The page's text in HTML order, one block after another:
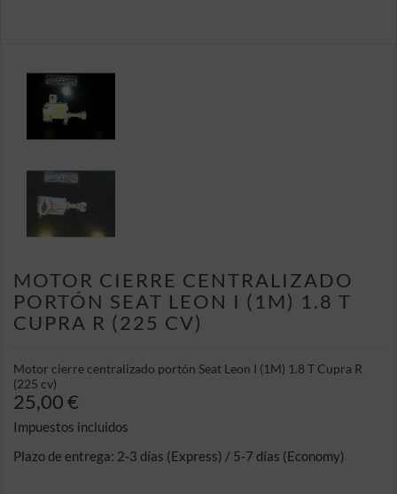
MOTOR CIERRE CENTRALIZADO
PORTÓN SEAT LEON I (1M) 1.8 T
CUPRA R (225 CV)
Motor cierre centralizado portón Seat Leon I (1M) 1.8 T Cupra R
(225 cv)
25,00 €
Impuestos incluidos
Plazo de entrega: 2-3 días (Express) / 5-7 días (Economy)